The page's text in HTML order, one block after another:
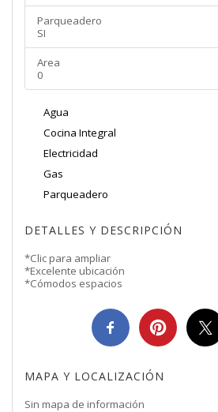
Parqueadero
SI
Area
0
Agua
Cocina Integral
Electricidad
Gas
Parqueadero
DETALLES Y DESCRIPCIÓN
*Clic para ampliar
*Excelente ubicación
*Cómodos espacios
MAPA Y LOCALIZACIÓN
Sin mapa de información